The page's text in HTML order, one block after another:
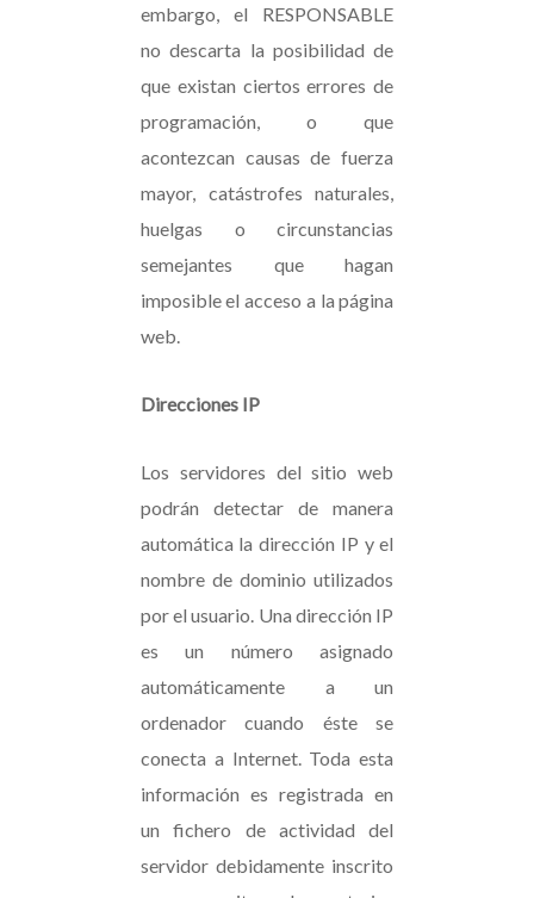
embargo, el RESPONSABLE
no descarta la posibilidad de
que existan ciertos errores de
programación, o que
acontezcan causas de fuerza
mayor, catástrofes naturales,
huelgas o circunstancias
semejantes que hagan
imposible el acceso a la página
web.
Direcciones IP
Los servidores del sitio web
podrán detectar de manera
automática la dirección IP y el
nombre de dominio utilizados
por el usuario. Una dirección IP
es un número asignado
automáticamente a un
ordenador cuando éste se
conecta a Internet. Toda esta
información es registrada en
un fichero de actividad del
servidor debidamente inscrito